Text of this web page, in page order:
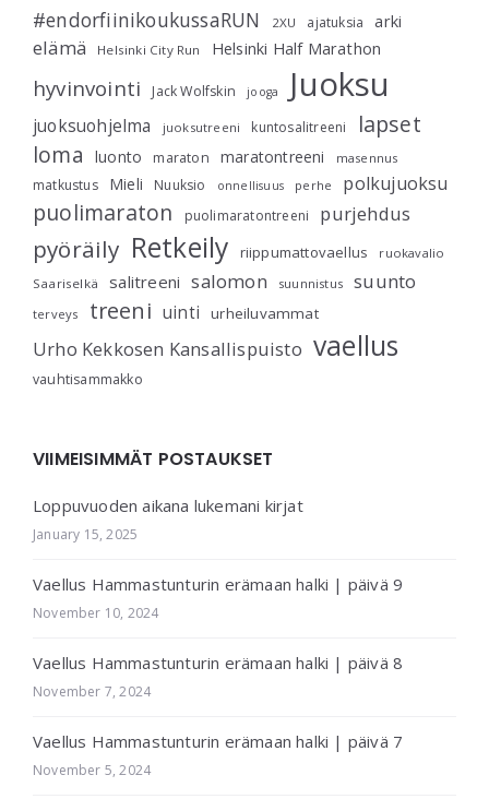
#endorfiinikoukussaRUN 2XU ajatuksia arki
elämä Helsinki City Run Helsinki Half Marathon
hyvinvointi Jack Wolfskin jooga Juoksu
juoksuohjelma juoksutreeni kuntosalitreeni
lapset
loma
luonto maraton maratontreeni masennus
matkustus Mieli Nuuksio onnellisuus perhe polkujuoksu
puolimaraton puolimaratontreeni purjehdus
pyöräily Retkeily riippumattovaellus
ruokavalio
Saariselkä
salitreeni salomon suunnistus suunto
terveys treeni uinti urheiluvammat
Urho Kekkosen Kansallispuisto vaellus
vauhtisammakko
VIIMEISIMMÄT POSTAUKSET
Loppuvuoden aikana lukemani kirjat
January 15, 2025
Vaellus Hammastunturin erämaan halki | päivä 9
November 10, 2024
Vaellus Hammastunturin erämaan halki | päivä 8
November 7, 2024
Vaellus Hammastunturin erämaan halki | päivä 7
November 5, 2024